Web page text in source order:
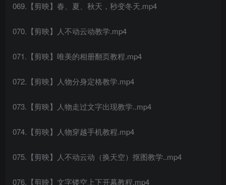
069.【剪映】春、夏、秋天，秒变冬天.mp4
070.【剪映】人不动云动教学.mp4
071.【剪映】唯美的相册翻页教程.mp4
072.【剪映】人物分身定格教学.mp4
073.【剪映】人物走过文字出现教学..mp4
074.【剪映】人物穿越手机教程.mp4
075.【剪映】人不动云动（换天空）抠图教学..mp4
076.【剪映】文字镂空上下开幕教程.mp4